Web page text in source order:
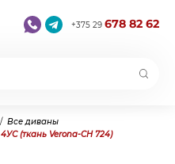
+375 29 678 82 62
Все диваны
(ткань Verona-CH 724)